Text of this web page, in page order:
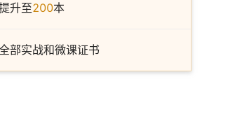
升至200本
部实战和微课证书